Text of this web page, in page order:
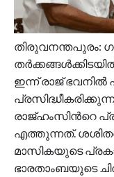
തിരുവനന്തപുരം:
ഇന്ന് രാജ്
രാജ്ഹംസിന്‍റെ
എത്തുന്നത്.
മാസികയുടെ
ഭാരതാംബയുടെ